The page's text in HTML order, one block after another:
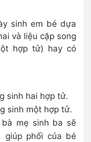
sinh em bé dựa
và liệu cặp song
hợp tử) hay có
sinh hai hợp tử.
sinh một hợp tử.
mẹ sinh ba sẽ
giúp phổi của bé